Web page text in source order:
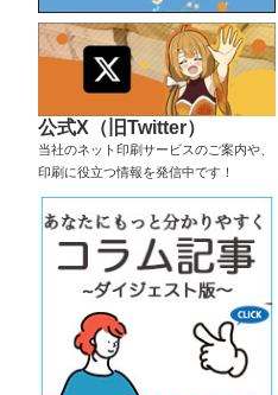
公式X（旧Twitter）
当社のネット印刷サービスのご案内や、
印刷に役立つ情報を発信中です！